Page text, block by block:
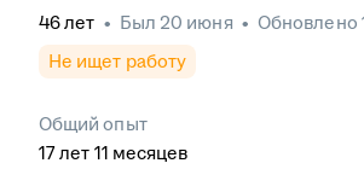
46лет • Был 20 июня • Обновлено
Не ищет работу
Общий опыт
17лет 11 месяцев